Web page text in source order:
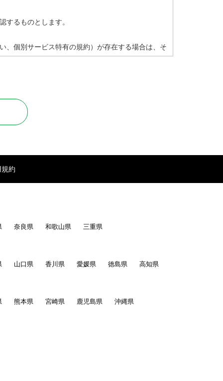
するものとします。
、個別サービス特有の規約）が存在する場合は、そ
します。
約
奈良県 和歌山県 三重県
山口県 香川県 愛媛県 徳島県 高知県
熊本県 宮崎県 鹿児島県 沖縄県